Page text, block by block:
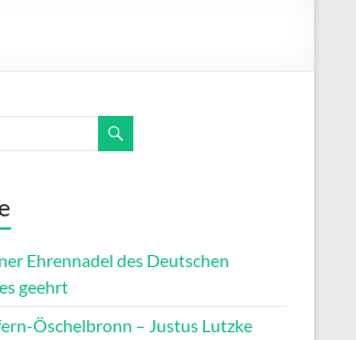
Ehrennadel des Deutschen
geehrt
Öschelbronn – Justus Lutzke